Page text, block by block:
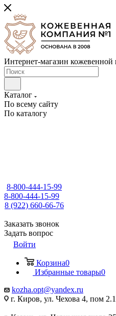
Интернет-магазин
Каталог
По всему сайту
По каталогу
8-800-444-15-99
8-800-444-15-99
8 (922) 660-66-76
Заказать звонок
Задать вопрос
Войти
Корзина0
Избранные товары0
kozha.opt@yandex.ru
г. Киров, ул. Чехова 4, пом 2.1